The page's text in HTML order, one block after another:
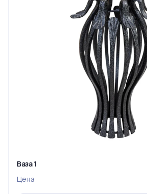
Ваза 1
Цена